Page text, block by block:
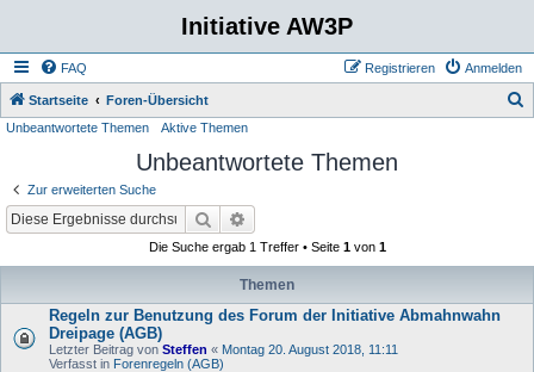
Initiative AW3P
FAQ Anmelden
Registrieren
Startseite Foren-Übersicht
Unbeantwortete Themen Aktive Themen
Unbeantwortete Themen
Zur erweiterten Suche
Suche
Die Suche ergab 1 Treffer • Seite 1von 1
Themen
Regeln zur Benutzung des Forum der Initiative Abmahnwahn
Dreipage (AGB)
Letzter Beitrag von Steffen « Montag 20. August 2018, 11:11
Verfasst in Forenregeln (AGB)